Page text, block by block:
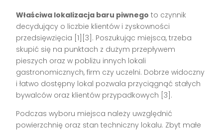
Właściwa lokalizacja baru piwnego to czynnik
decydujący o liczbie klientów i zyskowności
przedsięwzięcia [1][3] . Poszukując miejsca, trzeba
skupić się na punktach z dużym przepływem
pieszych oraz w pobliżu innych lokali
gastronomicznych, firm czy uczelni. Dobrze widoczny
i łatwo dostępny lokal pozwala przyciągnąć stałych
bywalców oraz klientów przypadkowych [3] .
Podczas wyboru miejsca należy uwzględnić
powierzchnię oraz stan techniczny lokalu. Zbyt małe